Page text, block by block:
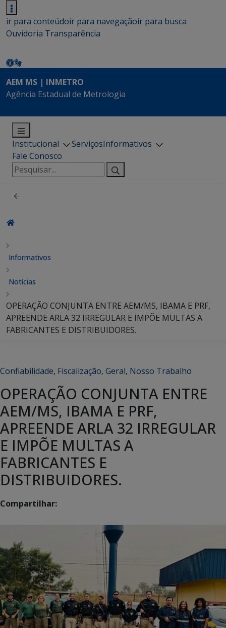
ir para conteúdoir para navegaçãoir para busca
Ouvidoria Transparência
AEM MS | INMETRO
Agência Estadual de Metrologia
Institucional ServiçosInformativos
Fale Conosco
Pesquisar
por:
Informativos
Notícias
OPERAÇÃO CONJUNTA ENTRE AEM/MS, IBAMA E PRF,
APREENDE ARLA 32 IRREGULAR E IMPÕE MULTAS A
FABRICANTES E DISTRIBUIDORES.
Confiabilidade, Fiscalização, Geral, Nosso Trabalho
OPERAÇÃO CONJUNTA ENTRE
AEM/MS, IBAMA E PRF,
APREENDE ARLA 32 IRREGULAR
E IMPÕE MULTAS A
FABRICANTES E
DISTRIBUIDORES.
Compartilhar: